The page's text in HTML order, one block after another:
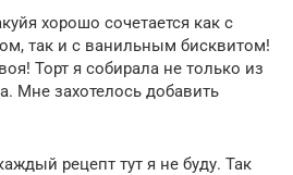
хорошо сочетается как с
так и с ванильным бисквитом!
Торт я собирала не только из
Мне захотелось добавить
рецепт тут я не буду. Так